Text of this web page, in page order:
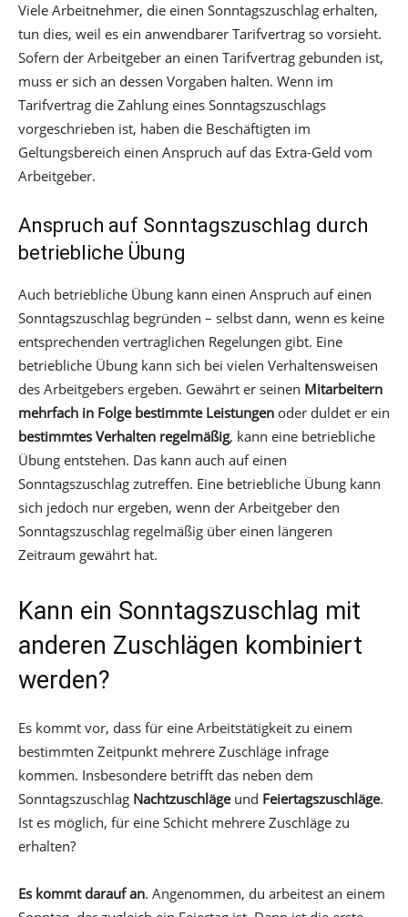
Viele Arbeitnehmer, die einen Sonntagszuschlag erhalten,
tun dies, weil es ein anwendbarer Tarifvertrag so vorsieht.
Sofern der Arbeitgeber an einen Tarifvertrag gebunden ist,
muss er sich an dessen Vorgaben halten. Wenn im
Tarifvertrag die Zahlung eines Sonntagszuschlags
vorgeschrieben ist, haben die Beschäftigten im
Geltungsbereich einen Anspruch auf das Extra-Geld vom
Arbeitgeber.
Anspruch auf Sonntagszuschlag durch
betriebliche Übung
Auch betriebliche Übung kann einen Anspruch auf einen
Sonntagszuschlag begründen – selbst dann, wenn es keine
entsprechenden vertraglichen Regelungen gibt. Eine
betriebliche Übung kann sich bei vielen Verhaltensweisen
des Arbeitgebers ergeben. Gewährt er seinen Mitarbeitern
mehrfach in Folge bestimmte Leistungen oder duldet er ein
bestimmtes Verhalten regelmäßig, kann eine betriebliche
Übung entstehen. Das kann auch auf einen
Sonntagszuschlag zutreffen. Eine betriebliche Übung kann
sich jedoch nur ergeben, wenn der Arbeitgeber den
Sonntagszuschlag regelmäßig über einen längeren
Zeitraum gewährt hat.
Kann ein Sonntagszuschlag mit
anderen Zuschlägen kombiniert
werden?
Es kommt vor, dass für eine Arbeitstätigkeit zu einem
bestimmten Zeitpunkt mehrere Zuschläge infrage
kommen. Insbesondere betrifft das neben dem
Sonntagszuschlag Nachtzuschlägeund Feiertagszuschläge.
Ist es möglich, für eine Schicht mehrere Zuschläge zu
erhalten?
Es kommt darauf an. Angenommen, du arbeitest an einem